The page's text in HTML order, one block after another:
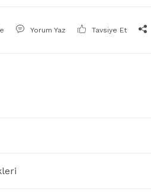
Yorum Yaz Tavsiye Et